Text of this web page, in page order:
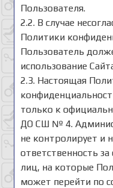
Пользователя.
2.2. В случае
Политики
Пользователь
использование
2.3. Настоящая
только к
ДО СШ № 4.
не контролирует и
ответственность
лиц, на которые
может перейти по